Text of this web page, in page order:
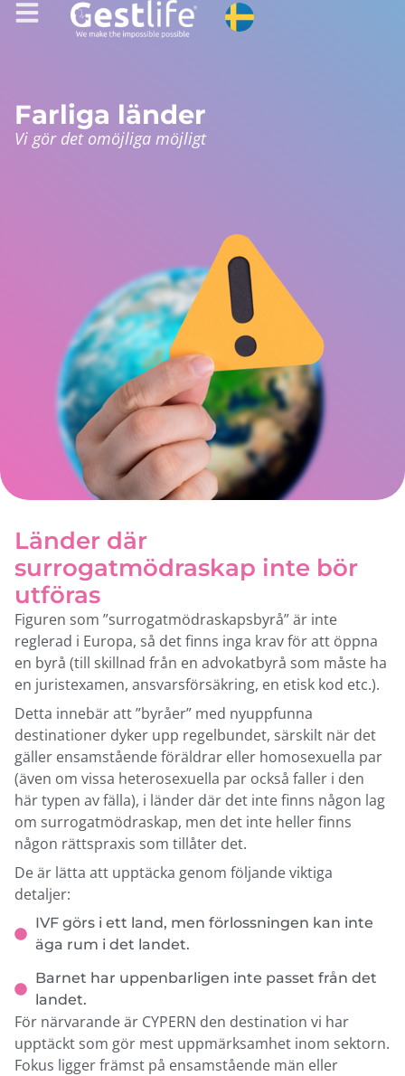
Farliga länder
Vi gör det omöjliga möjligt
Länder där
surrogatmödraskap inte bör
utföras
Figuren som ”surrogatmödraskapsbyrå” är inte
reglerad i Europa, så det finns inga krav för att öppna
en byrå (till skillnad från en advokatbyrå som måste ha
en juristexamen, ansvarsförsäkring, en etisk kod etc.).
Detta innebär att ”byråer” med nyuppfunna
destinationer dyker upp regelbundet, särskilt när det
gäller ensamstående föräldrar eller homosexuella par
(även om vissa heterosexuella par också faller i den
här typen av fälla), i länder där det inte finns någon lag
om surrogatmödraskap, men det inte heller finns
någon rättspraxis som tillåter det.
De är lätta att upptäcka genom följande viktiga
detaljer:
IVF görs i ett land, men förlossningen kan inte
äga rum i det landet.
Barnet har uppenbarligen inte passet från det
landet.
För närvarande är CYPERN den destination vi har
upptäckt som gör mest uppmärksamhet inom sektorn.
Fokus ligger främst på ensamstående män eller